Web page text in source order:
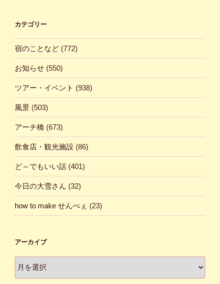
カテゴリー
宿のことなど (772)
お知らせ (550)
ツアー・イベント (938)
風景 (503)
アーチ橋 (673)
飲食店・観光施設 (86)
ど～でもいい話 (401)
今日の大雪さん (32)
how to make せんべぇ (23)
アーカイブ
ー